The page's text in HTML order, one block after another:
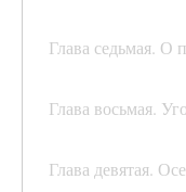
Глава седьмая. О
Глава восьмая.
Глава девятая.